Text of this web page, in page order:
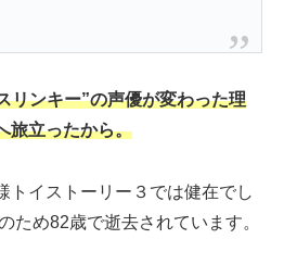
リンキー”の声優が変わった理
旅立ったから。
トイストーリー３では健在でし
ため82歳で逝去されています。